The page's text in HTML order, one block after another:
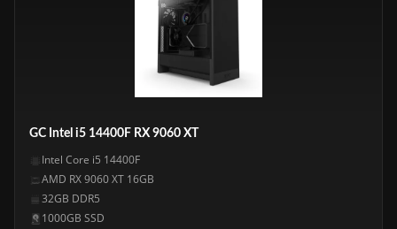
GC Intel i5 14400F RX 9060 XT
Intel Core i5 14400F
AMD RX 9060 XT 16GB
32GB DDR5
1000GB SSD